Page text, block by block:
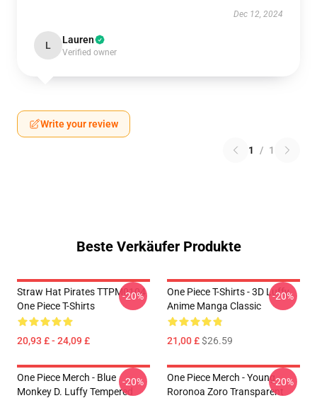
Dec 12, 2024
L Lauren
Verified owner
Write your review
1 / 1
Beste Verkäufer Produkte
Straw Hat Pirates TTPM0104
One Piece T-Shirts
20,93 £ - 24,09 £
-20%
One Piece T-Shirts - 3D Luffy
Anime Manga Classic
21,00 £$26.59
-20%
One Piece Merch - Blue
Monkey D. Luffy Tempered
-20%
One Piece Merch - Young
Roronoa Zoro Transparent
-20%